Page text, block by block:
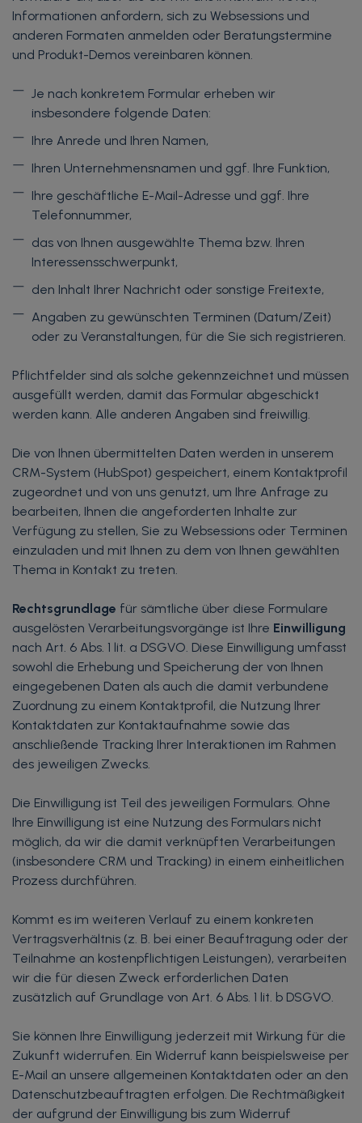
Informationen anfordern, sich zu Websessions und
anderen Formaten anmelden oder Beratungstermine
und Produkt-Demos vereinbaren können.
Je nach konkretem Formular erheben wir
insbesondere folgende Daten:
Ihre Anrede und Ihren Namen,
Ihren Unternehmensnamen und ggf. Ihre Funktion,
Ihre geschäftliche E-Mail-Adresse und ggf. Ihre
Telefonnummer,
das von Ihnen ausgewählte Thema bzw. Ihren
Interessensschwerpunkt,
den Inhalt Ihrer Nachricht oder sonstige Freitexte,
Angaben zu gewünschten Terminen (Datum/Zeit)
oder zu Veranstaltungen, für die Sie sich registrieren.
Pflichtfelder sind als solche gekennzeichnet und müssen
ausgefüllt werden, damit das Formular abgeschickt
werden kann. Alle anderen Angaben sind freiwillig.
Die von Ihnen übermittelten Daten werden in unserem
CRM-System (HubSpot) gespeichert, einem Kontaktprofil
zugeordnet und von uns genutzt, um Ihre Anfrage zu
bearbeiten, Ihnen die angeforderten Inhalte zur
Verfügung zu stellen, Sie zu Websessions oder Terminen
einzuladen und mit Ihnen zu dem von Ihnen gewählten
Thema in Kontakt zu treten.
Rechtsgrundlage für sämtliche über diese Formulare
ausgelösten Verarbeitungsvorgänge ist Ihre Einwilligung
nach Art. 6 Abs. 1 lit. a DSGVO. Diese Einwilligung umfasst
sowohl die Erhebung und Speicherung der von Ihnen
eingegebenen Daten als auch die damit verbundene
Zuordnung zu einem Kontaktprofil, die Nutzung Ihrer
Kontaktdaten zur Kontaktaufnahme sowie das
anschließende Tracking Ihrer Interaktionen im Rahmen
des jeweiligen Zwecks.
Die Einwilligung ist Teil des jeweiligen Formulars. Ohne
Ihre Einwilligung ist eine Nutzung des Formulars nicht
möglich, da wir die damit verknüpften Verarbeitungen
(insbesondere CRM und Tracking) in einem einheitlichen
Prozess durchführen.
Kommt es im weiteren Verlauf zu einem konkreten
Vertragsverhältnis (z. B. bei einer Beauftragung oder der
Teilnahme an kostenpflichtigen Leistungen), verarbeiten
wir die für diesen Zweck erforderlichen Daten
zusätzlich auf Grundlage von Art. 6 Abs. 1 lit. b DSGVO.
Sie können Ihre Einwilligung jederzeit mit Wirkung für die
Zukunft widerrufen. Ein Widerruf kann beispielsweise per
E-Mail an unsere allgemeinen Kontaktdaten oder an den
Datenschutzbeauftragten erfolgen. Die Rechtmäßigkeit
der aufgrund der Einwilligung bis zum Widerruf